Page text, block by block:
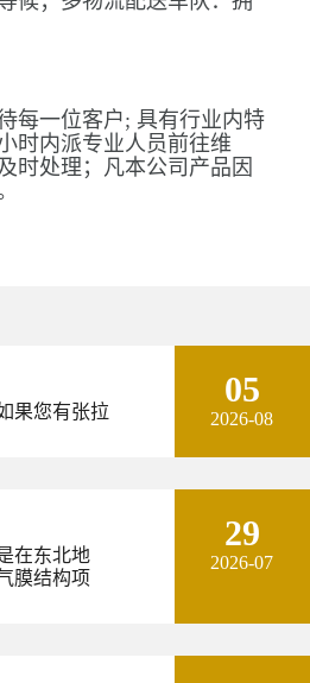
每一位客户; 具有行业内特
时内派专业人员前往维
时处理；凡本公司产品因
果您有张拉
05
2026-08
在东北地
膜结构项
29
2026-07